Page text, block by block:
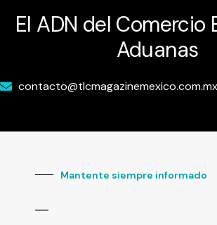
El ADN del Comercio
Aduanas
contacto@tlcmagazinemexico.com.mx
Mantente siempre informado